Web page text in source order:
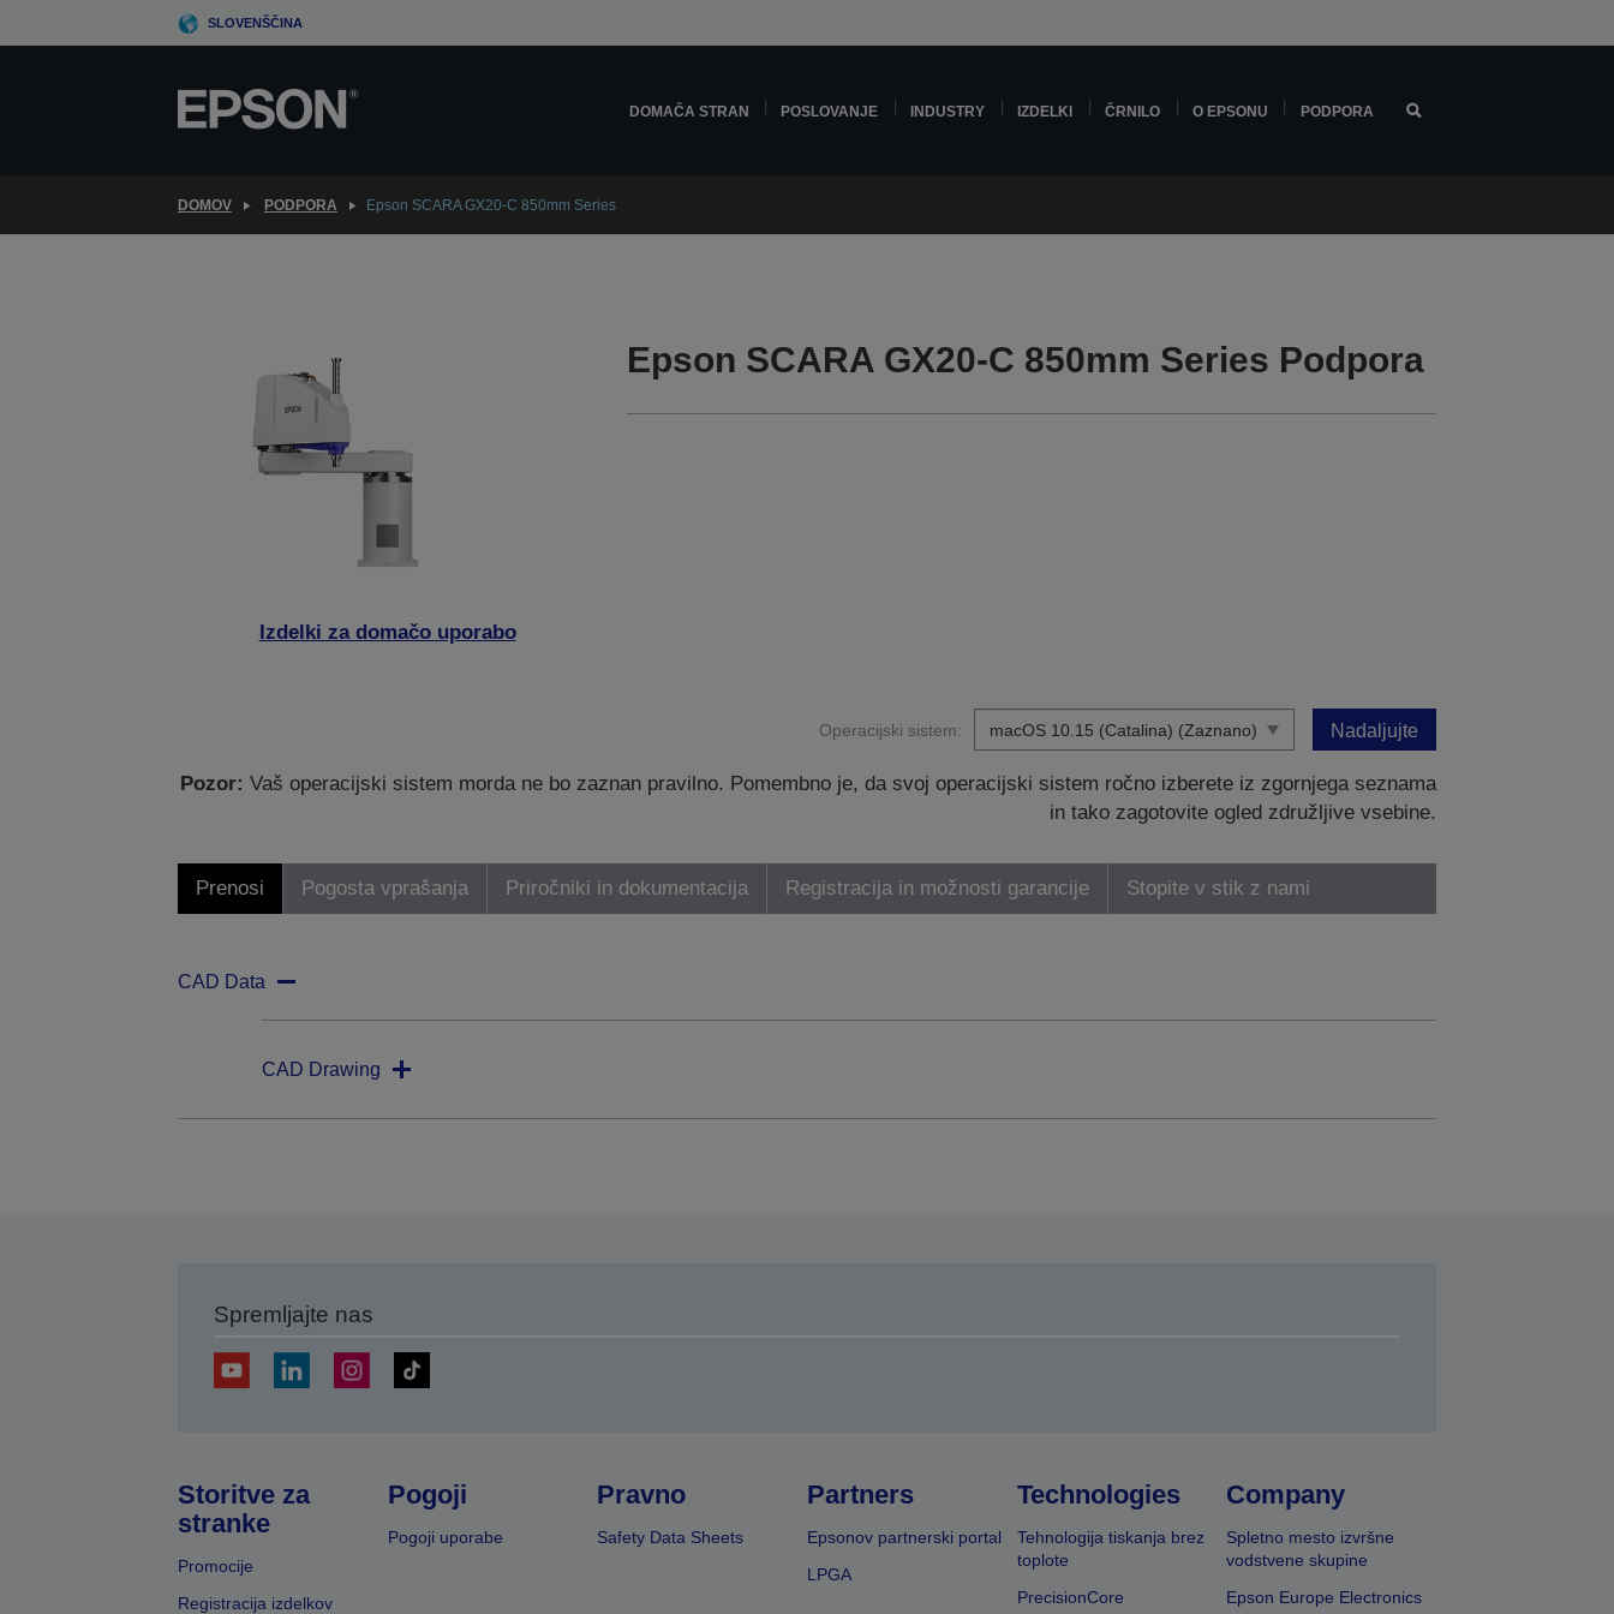
to
SLOVENŠČINA
DOMAČA STRAN POSLOVANJE INDUSTRY IZDELKI ČRNILO O EPSONU PODPORA
DOMOV PODPORA Epson SCARA GX20-C 850mm Series
Izdelki za domačo uporabo
Epson SCARA GX20-C 850mm Series Podpora
Operacijski sistem: Nadaljujte
Pozor: Vaš operacijski sistem morda ne bo zaznan pravilno. Pomembno je, da svoj operacijski sistem ročno izberete iz zgornjega seznama
in tako zagotovite ogled združljive vsebine.
Prenosi Pogosta vprašanja Priročniki in dokumentacija Registracija in možnosti garancije Stopite v stik z nami
CAD Data
CAD Drawing
Spremljajte nas
Storitve za
stranke
Promocije
Registracija izdelkov
Pogoji
Pogoji uporabe
Pravno
Safety Data Sheets
Partners
Epsonov partnerski portal
LPGA
Technologies
Tehnologija tiskanja brez
toplote
PrecisionCore
Company
Spletno mesto izvršne
vodstvene skupine
Epson Europe Electronics